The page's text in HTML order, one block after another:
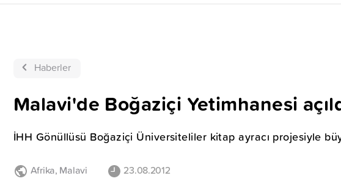
Haberler
Malavi'de Boğaziçi Yetimhanesi
İHH Gönüllüsü Boğaziçi Üniversiteliler kitap ayracı projesiyle
Afrika, Malavi 23.08.2012